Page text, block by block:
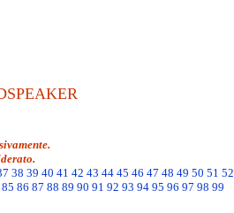
38 39 40 41 42 43 44 45 46 47 48 49 50 51 52
85 86 87 88 89 90 91 92 93 94 95 96 97 98 99